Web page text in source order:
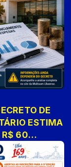
DE
ESTIMA
R$ 60